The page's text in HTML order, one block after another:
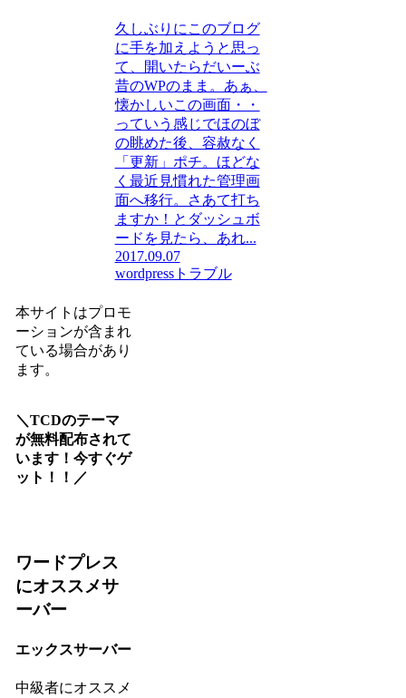
久しぶりにこのブログ
に手を加えようと思っ
て、開いたらだいーぶ
昔のWPのまま。あぁ、
懐かしいこの画面・・
っていう感じでほのぼ
の眺めた後、容赦なく
「更新」ポチ。ほどな
く最近見慣れた管理画
面へ移行。さあて打ち
ますか！とダッシュボ
ードを見たら、あれ...
2017.09.07
wordpressトラブル
本サイトはプロモ
ーションが含まれ
ている場合があり
ます。
＼TCDのテーマ
が無料配布されて
います！今すぐゲ
ット！！／
ワードプレス
にオススメサ
ーバー
エックスサーバー
中級者にオススメ